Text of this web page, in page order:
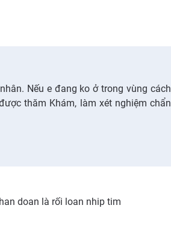
Nếu e đang ko ở trong vùng cách
thăm Khám, làm xét nghiệm chẩn
doan là rối loan nhip tim